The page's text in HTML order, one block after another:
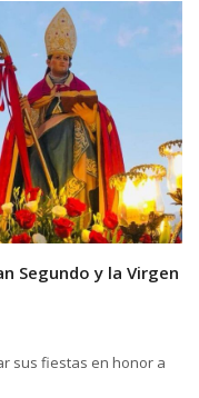
Segundo y la Virgen
sus fiestas en honor a